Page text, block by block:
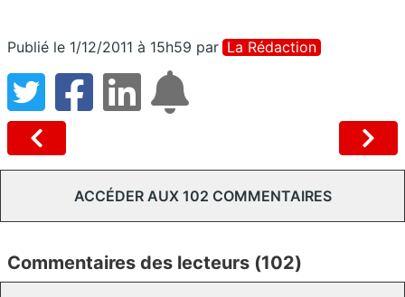
Publié le 1/12/2011 à 15h59 par La Rédaction
ACCÉDER AUX 102 COMMENTAIRES
Commentaires des lecteurs (102)